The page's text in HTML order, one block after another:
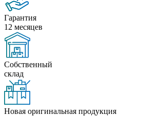
Гарантия
12 месяцев
Собственный
склад
Новая оригинальная продукция